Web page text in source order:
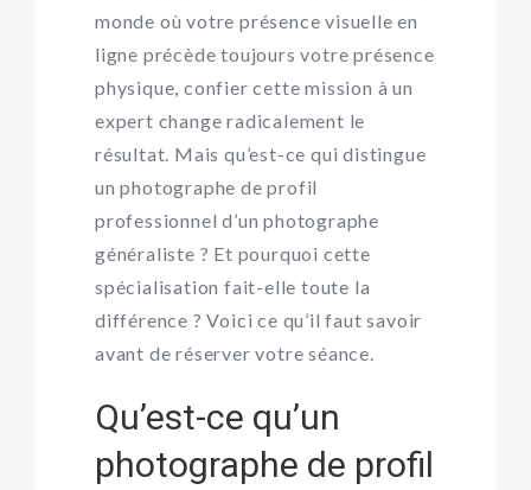
monde où votre présence visuelle en
ligne précède toujours votre présence
physique, confier cette mission à un
expert change radicalement le
résultat. Mais qu’est-ce qui distingue
un photographe de profil
professionnel d’un photographe
généraliste ? Et pourquoi cette
spécialisation fait-elle toute la
différence ? Voici ce qu’il faut savoir
avant de réserver votre séance.
Qu’est-ce qu’un
photographe de profil